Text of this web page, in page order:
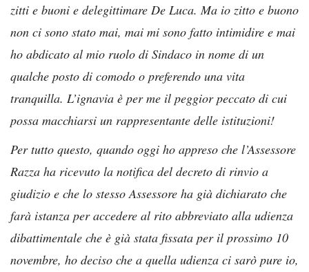
zitti e buoni e delegittimare De Luca. Ma io zitto e buono
non ci sono stato mai, mai mi sono fatto intimidire e mai
ho abdicato al mio ruolo di Sindaco in nome di un
qualche posto di comodo o preferendo una vita
tranquilla. L’ignavia è per me il peggior peccato di cui
possa macchiarsi un rappresentante delle istituzioni!
Per tutto questo, quando oggi ho appreso che l’Assessore
Razza ha ricevuto la notifica del decreto di rinvio a
giudizio e che lo stesso Assessore ha già dichiarato che
farà istanza per accedere al rito abbreviato alla udienza
dibattimentale che è già stata fissata per il prossimo 10
novembre, ho deciso che a quella udienza ci sarò pure io,